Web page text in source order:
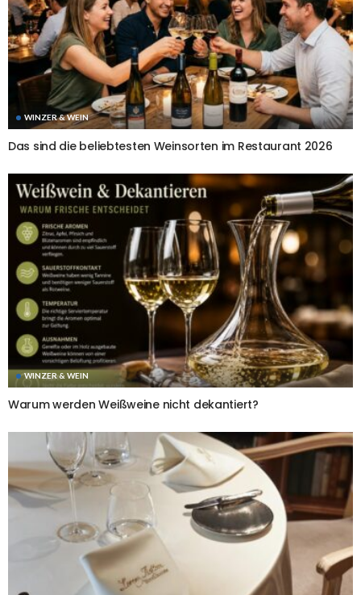
WINZER & WEIN
Das sind die beliebtesten Weinsorten im Restaurant 2026
WINZER & WEIN
Warum werden Weißweine nicht dekantiert?